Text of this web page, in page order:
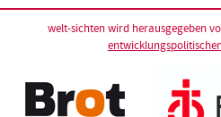
welt-sichten wird herausgegeben